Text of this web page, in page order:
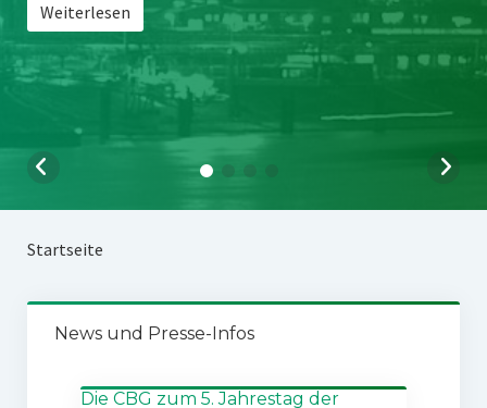
Weiterlesen
Startseite
News und Presse-Infos
Die CBG zum 5. Jahrestag der